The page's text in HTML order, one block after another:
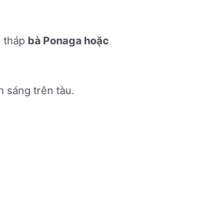
tháp bà Ponaga hoặc
sáng trên tàu.